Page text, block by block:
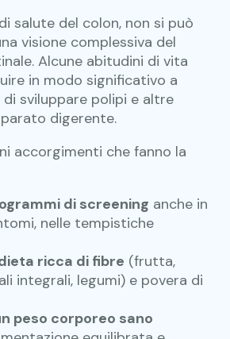
salute del colon, non si può
visione complessiva del
Alcune abitudini di vita
in modo significativo a
di sviluppare polipi e altre
digerente.
accorgimenti che fanno la
di screening anche in
nelle tempistiche
ricca di fibre (frutta,
integrali, legumi) e povera di
peso corporeo sano